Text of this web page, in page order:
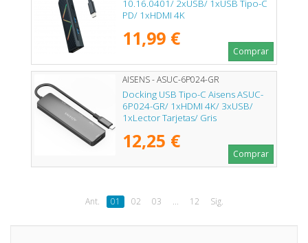
10.16.0401/ 2xUSB/ 1xUSB Tipo-C
PD/ 1xHDMI 4K
11,99 €
Comprar
AISENS - ASUC-6P024-GR
Docking USB Tipo-C Aisens ASUC-
6P024-GR/ 1xHDMI 4K/ 3xUSB/
1xLector Tarjetas/ Gris
12,25 €
Comprar
Ant. 01 02 03 ... 12 Sig.